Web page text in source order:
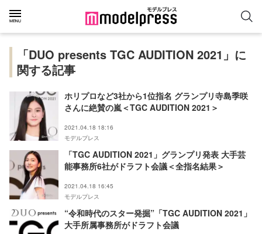
「DUO presents TGC AUDITION 2021」に
関する記事
ホリプロなど3社から1位指名 グランプリ寺島季咲
さんに絶賛の嵐＜TGC AUDITION 2021＞
2021.04.18 18:16
モデルプレス
「TGC AUDITION 2021」グランプリ発表 大手芸
能事務所6社がドラフト会議＜全指名結果＞
2021.04.18 16:45
モデルプレス
“令和時代のスター発掘”「TGC AUDITION 2021」
大手所属事務所がドラフト会議